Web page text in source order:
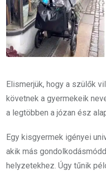
Elismerjük, hogy a szülők
követnek a gyermekeik
a legtöbben a józan ész
Egy kisgyermek igényei
akik más
helyzetekhez. Úgy tűnik